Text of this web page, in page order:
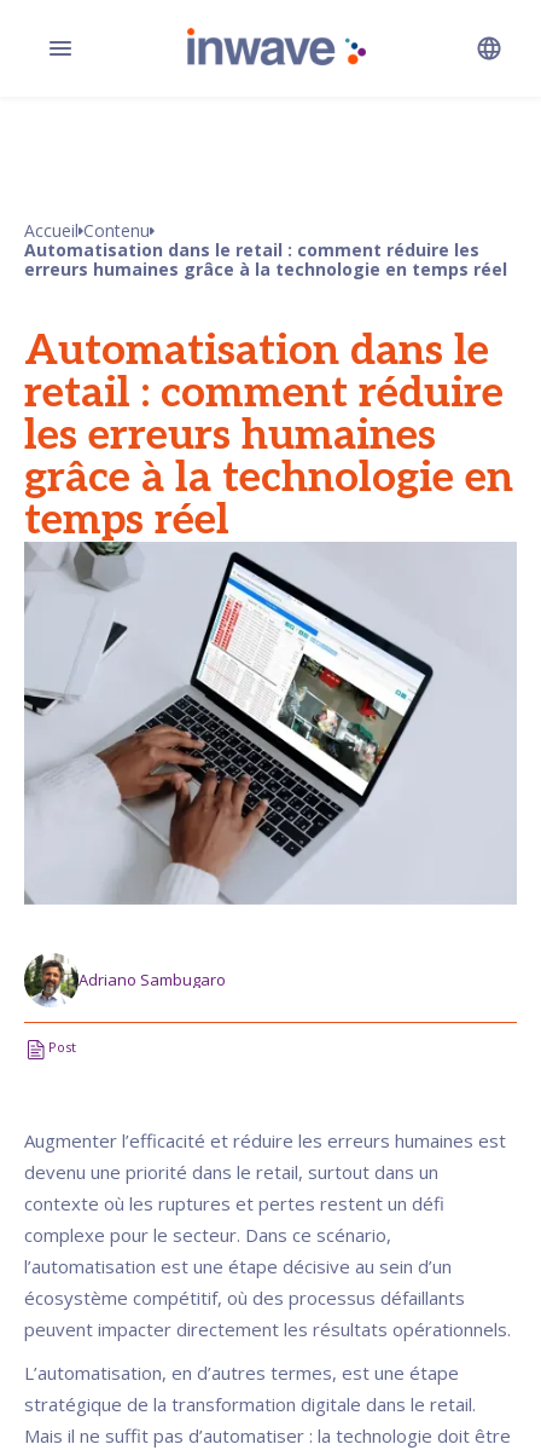
Accueil Contenu
Automatisation dans le retail : comment réduire les
erreurs humaines grâce à la technologie en temps réel
Automatisation dans le
retail : comment réduire
les erreurs humaines
grâce à la technologie en
temps réel
Adriano Sambugaro
Post
Augmenter l’efficacité et réduire les erreurs humaines est
devenu une priorité dans le retail, surtout dans un
contexte où les ruptures et pertes restent un défi
complexe pour le secteur. Dans ce scénario,
l’automatisation est une étape décisive au sein d’un
écosystème compétitif, où des processus défaillants
peuvent impacter directement les résultats opérationnels.
L’automatisation, en d’autres termes, est une étape
stratégique de la transformation digitale dans le retail.
Mais il ne suffit pas d’automatiser : la technologie doit être